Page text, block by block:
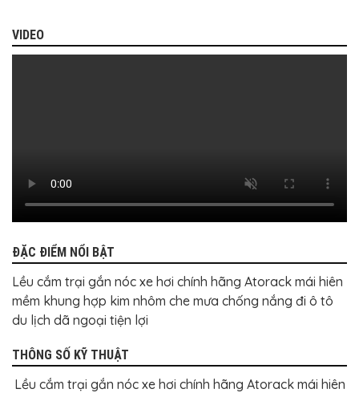
ĐỒ
CHƠI
XE
BỌC
GHẾ
Ô
PHỤ
KIỆN
XE
CAO
CẤP
CHƠI
XE
ĐẠP
VIDEO
ĐẶC ĐIỂM NỔI BẬT
Lều cắm trại gắn nóc xe hơi chính hãng Atorack mái hiên
mềm khung hợp kim nhôm che mưa chống nắng đi ô tô
du lịch dã ngoại tiện lợi
THÔNG SỐ KỸ THUẬT
Lều cắm trại gắn nóc xe hơi chính hãng Atorack mái hiên